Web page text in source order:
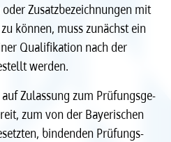
Zusatz­be­zeich­nun­gen mit
können, muss zunächst ein
Quali­fi­ka­tion nach der
werden.
Zulas­sung zum Prüfungs­ge­
zum von der Baye­ri­schen
binden­den Prüfungs­